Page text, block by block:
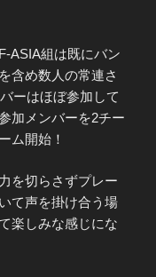
ASIA組は既にバン
含め数人の常連さ
ーはほぼ参加して
加メンバーを2チー
ム開始！
を切らさずプレー
て声を掛け合う場
楽しみな感じにな